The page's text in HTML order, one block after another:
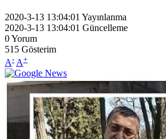
2020-3-13 13:04:01 Yayınlanma
2020-3-13 13:04:01 Güncelleme
0Yorum
515 Gösterim
A- A+